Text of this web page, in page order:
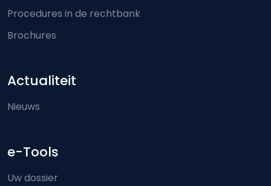
Procedures in de rechtbank
Brochures
Actualiteit
Nieuws
e-Tools
Uw dossier